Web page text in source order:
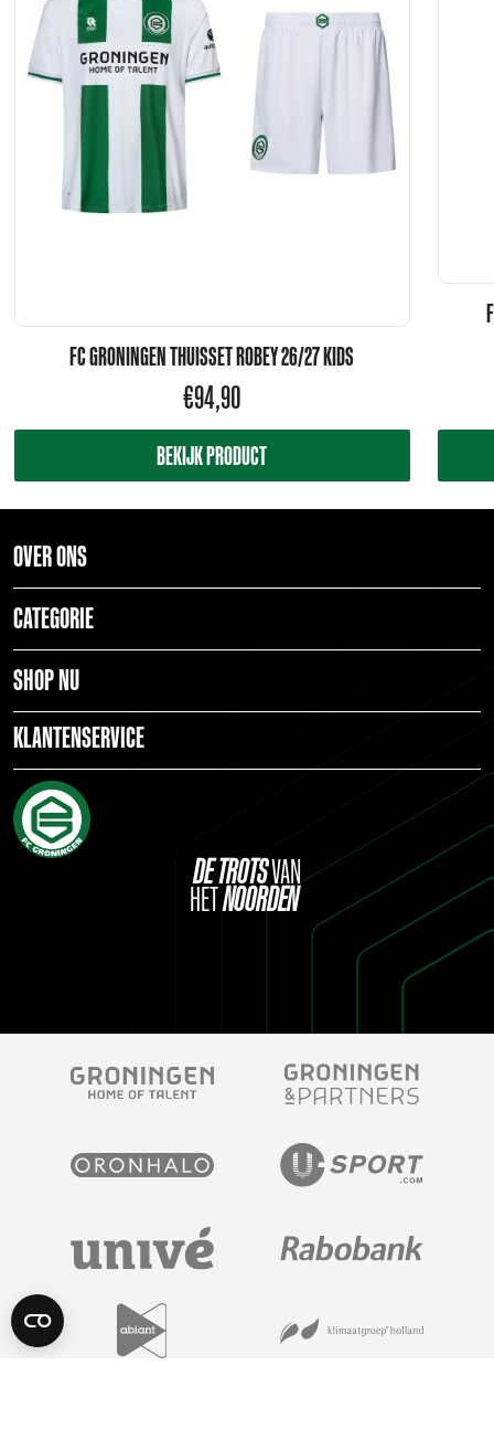
FC GRONINGEN THUISSET ROBEY 26/27 KIDS
€94,90
BEKIJK PRODUCT
DETROTSVAN
HETNOORDEN
OVER ONS
CATEGORIE
SHOP NU
KLANTENSERVICE